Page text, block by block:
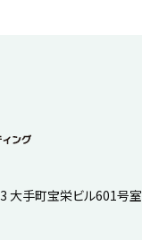
大手町宝栄ビル601号室